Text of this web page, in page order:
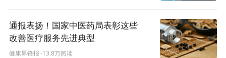
通报表扬！国家中医药局表彰这些
改善医疗服务先进典型
健康界锋报 ·13.8万阅读